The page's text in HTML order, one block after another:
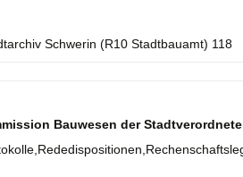
Schwerin (R10 Stadtbauamt) 118
Bauwesen der